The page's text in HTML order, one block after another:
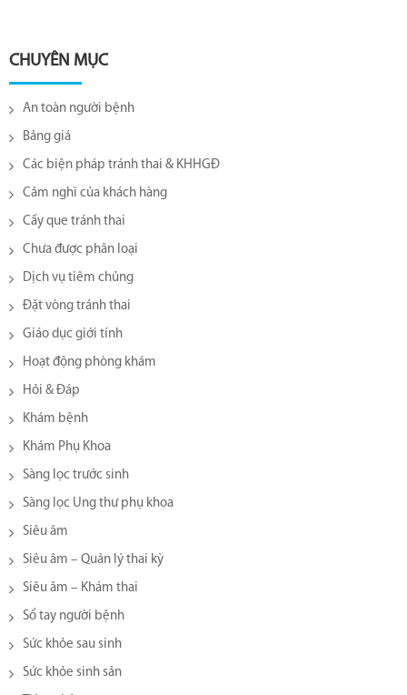
CHUYÊN MỤC
An toàn người bệnh
Bảng giá
Các biện pháp tránh thai & KHHGĐ
Cảm nghĩ của khách hàng
Cấy que tránh thai
Chưa được phân loại
Dịch vụ tiêm chủng
Đặt vòng tránh thai
Giáo dục giới tính
Hoạt động phòng khám
Hỏi & Đáp
Khám bệnh
Khám Phụ Khoa
Sàng lọc trước sinh
Sàng lọc Ung thư phụ khoa
Siêu âm
Siêu âm – Quản lý thai kỳ
Siêu âm – Khám thai
Sổ tay người bệnh
Sức khỏe sau sinh
Sức khỏe sinh sản